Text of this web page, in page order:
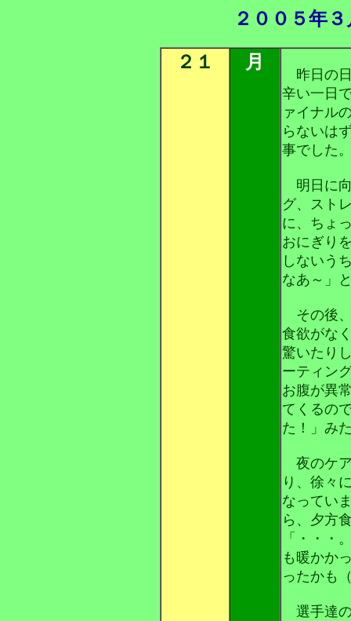
２００５年
２１ 月
昨日の日
辛い一日
ァイナル
らないは
事でした
明日に向
グ、スト
に、ちょ
おにぎり
しないう
なあ～」
その後、
食欲がな
驚いたり
ーティン
お腹が異
てくるの
た！」み
夜のケア
り、徐々
なってい
ら、夕方
「・・・
も暖かか
ったかも
選手達の